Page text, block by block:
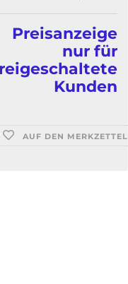
Preisanzeige
nur für
Kunden
AUF DEN MERKZETTEL